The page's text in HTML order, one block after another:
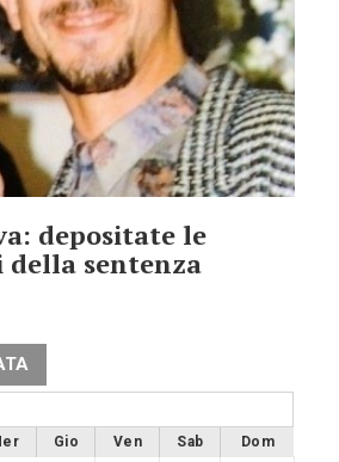
depositate le
sentenza
Gio Ven Sab Dom